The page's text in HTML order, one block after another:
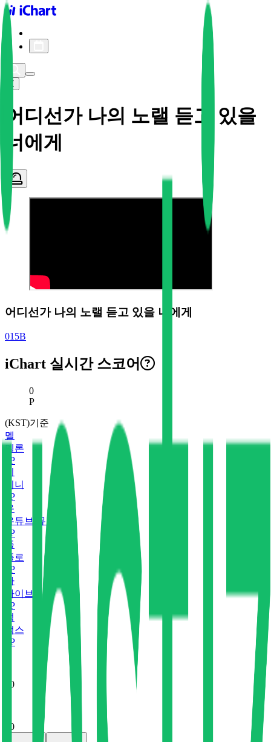
iChart logo
어디선가 나의 노랠 듣고 있을
너에게
어디선가 나의 노랠 듣고 있을 너에게
015B
iChart 실시간 스코어
현재 스코어
0
P
(KST)기준
멜
멜론
P
지니
P
유
유튜브 뮤직
P
플
플로
P
바
바이브
P
벅
벅스
P
0
0